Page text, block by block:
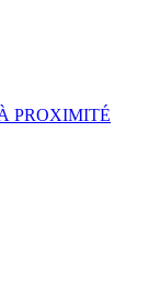
PROXIMITÉ